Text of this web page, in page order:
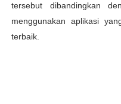
tersebut dibandingkan
menggunakan aplikasi
terbaik.